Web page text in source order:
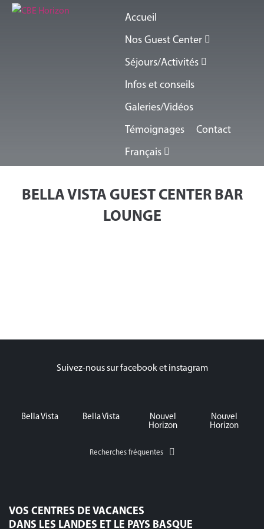
Accueil
Nos Guest Center
Séjours/Activités
Infos et conseils
Galeries/Vidéos
Témoignages
Contact
Français
BELLA VISTA GUEST CENTER BAR
LOUNGE
Suivez-nous sur facebook et instagram
Bella Vista Bella Vista
Nouvel
Horizon
Nouvel
Horizon
Recherches fréquentes
VOS CENTRES DE VACANCES
DANS LES LANDES ET LE PAYS BASQUE